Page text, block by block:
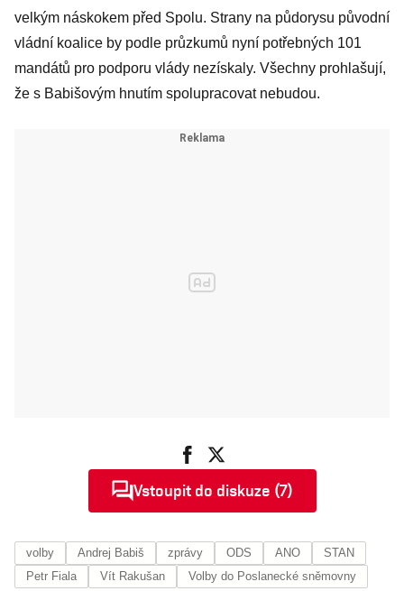
velkým náskokem před Spolu. Strany na půdorysu původní
vládní koalice by podle průzkumů nyní potřebných 101
mandátů pro podporu vlády nezískaly. Všechny prohlašují,
že s Babišovým hnutím spolupracovat nebudou.
Vstoupit do diskuze (7)
volby Andrej Babiš zprávy ODS ANO
STAN
Petr Fiala
Vít Rakušan Volby do Poslanecké sněmovny